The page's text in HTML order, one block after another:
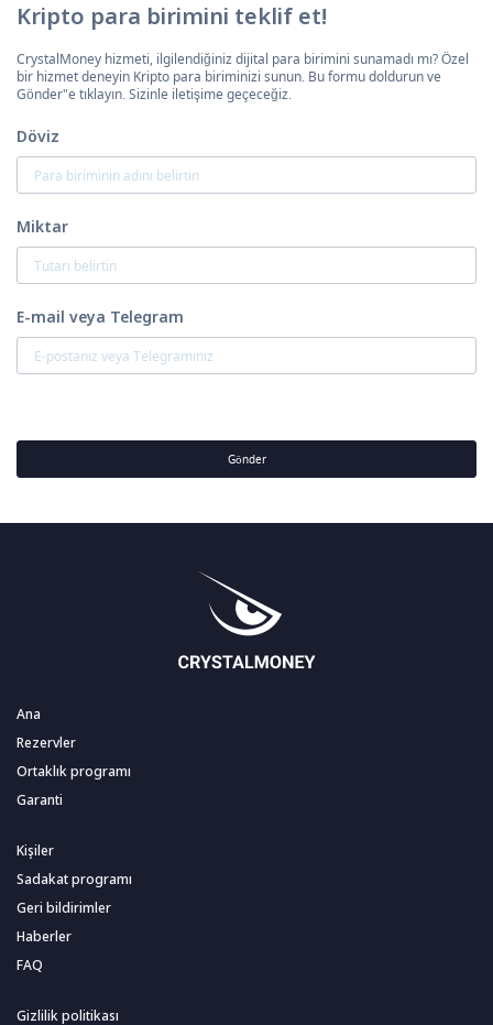
Kripto para birimini teklif et!
CrystalMoney hizmeti, ilgilendiğiniz dijital para birimini sunamadı mı? Özel
bir hizmet deneyin Kripto para biriminizi sunun. Bu formu doldurun ve
Gönder"e tıklayın. Sizinle iletişime geçeceğiz.
Döviz
Miktar
E-mail veya Telegram
Gönder
Ana
Rezervler
Ortaklık programı
Garanti
Kişiler
Sadakat programı
Geri bildirimler
Haberler
FAQ
Gizlilik politikası